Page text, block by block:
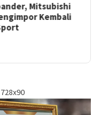
Mitsubishi
Kembali